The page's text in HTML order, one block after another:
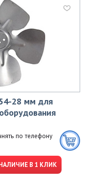
28 мм для
по телефону
В 1 КЛИК